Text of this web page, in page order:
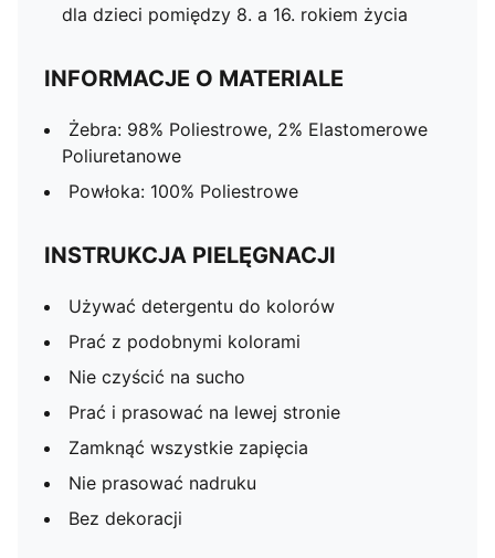
dla dzieci pomiędzy 8. a 16. rokiem życia
INFORMACJE O MATERIALE
Żebra: 98% Poliestrowe, 2% Elastomerowe
Poliuretanowe
Powłoka: 100% Poliestrowe
INSTRUKCJA PIELĘGNACJI
Używać detergentu do kolorów
Prać z podobnymi kolorami
Nie czyścić na sucho
Prać i prasować na lewej stronie
Zamknąć wszystkie zapięcia
Nie prasować nadruku
Bez dekoracji